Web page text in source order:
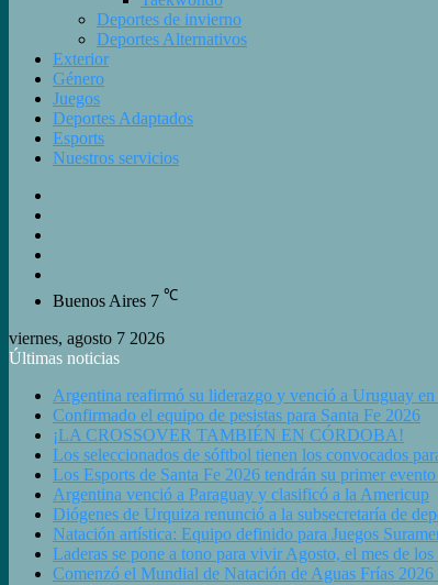
Deportes de invierno
Deportes Alternativos
Exterior
Género
Juegos
Deportes Adaptados
Esports
Nuestros servicios
Sesión
Buenos Aires 7 ℃
viernes, agosto 7 2026
Últimas noticias
Argentina reafirmó su liderazgo y venció a Uruguay en
Confirmado el equipo de pesistas para Santa Fe 2026
¡LA CROSSOVER TAMBIÉN EN CÓRDOBA!
Los seleccionados de sóftbol tienen los convocados
Los Esports de Santa Fe 2026 tendrán su primer
Argentina venció a Paraguay y clasificó a la Americup
Diógenes de Urquiza renunció a la subsecretaría de
Natación artística: Equipo definido para Juegos
Laderas se pone a tono para vivir Agosto, el mes de los
Comenzó el Mundial de Natación de Aguas Frías